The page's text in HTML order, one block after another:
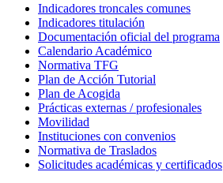
Indicadores troncales comunes
Indicadores titulación
Documentación oficial del programa
Calendario Académico
Normativa TFG
Plan de Acción Tutorial
Plan de Acogida
Prácticas externas / profesionales
Movilidad
Instituciones con convenios
Normativa de Traslados
Solicitudes académicas y certificados